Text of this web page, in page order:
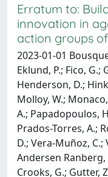
Erratum to:
innovation in
action groups
2023-01-01
Eklund, P.; Fico,
Henderson, D.;
Molloy, W.;
A.; Papadopoulos,
Prados-Torres, A.;
D.; Vera-Muñoz, C.;
Andersen Ranberg,
Crooks, G.; Gutter,